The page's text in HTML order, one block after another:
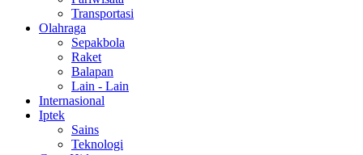
Transportasi
Olahraga
Sepakbola
Raket
Balapan
Lain - Lain
Internasional
Iptek
Sains
Teknologi